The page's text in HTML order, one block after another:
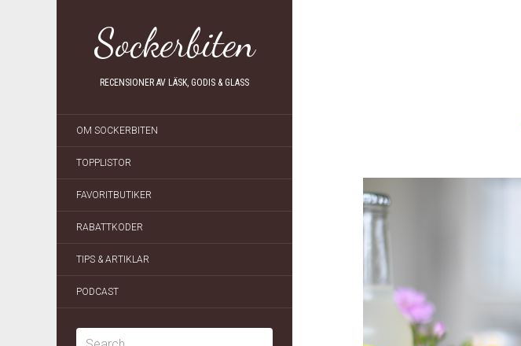
Sockerbiten
RECENSIONER AV LÄSK, GODIS & GLASS
OM SOCKERBITEN
TOPPLISTOR
FAVORITBUTIKER
RABATTKODER
TIPS & ARTIKLAR
PODCAST